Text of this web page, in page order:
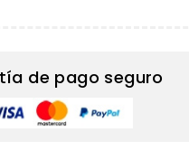
de pago seguro